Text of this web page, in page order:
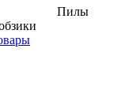
Пилы